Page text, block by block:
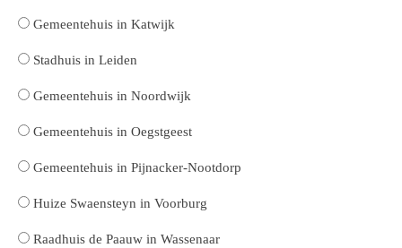
Gemeentehuis in Katwijk
Stadhuis in Leiden
Gemeentehuis in Noordwijk
Gemeentehuis in Oegstgeest
Gemeentehuis in Pijnacker-Nootdorp
Huize Swaensteyn in Voorburg
Raadhuis de Paauw in Wassenaar